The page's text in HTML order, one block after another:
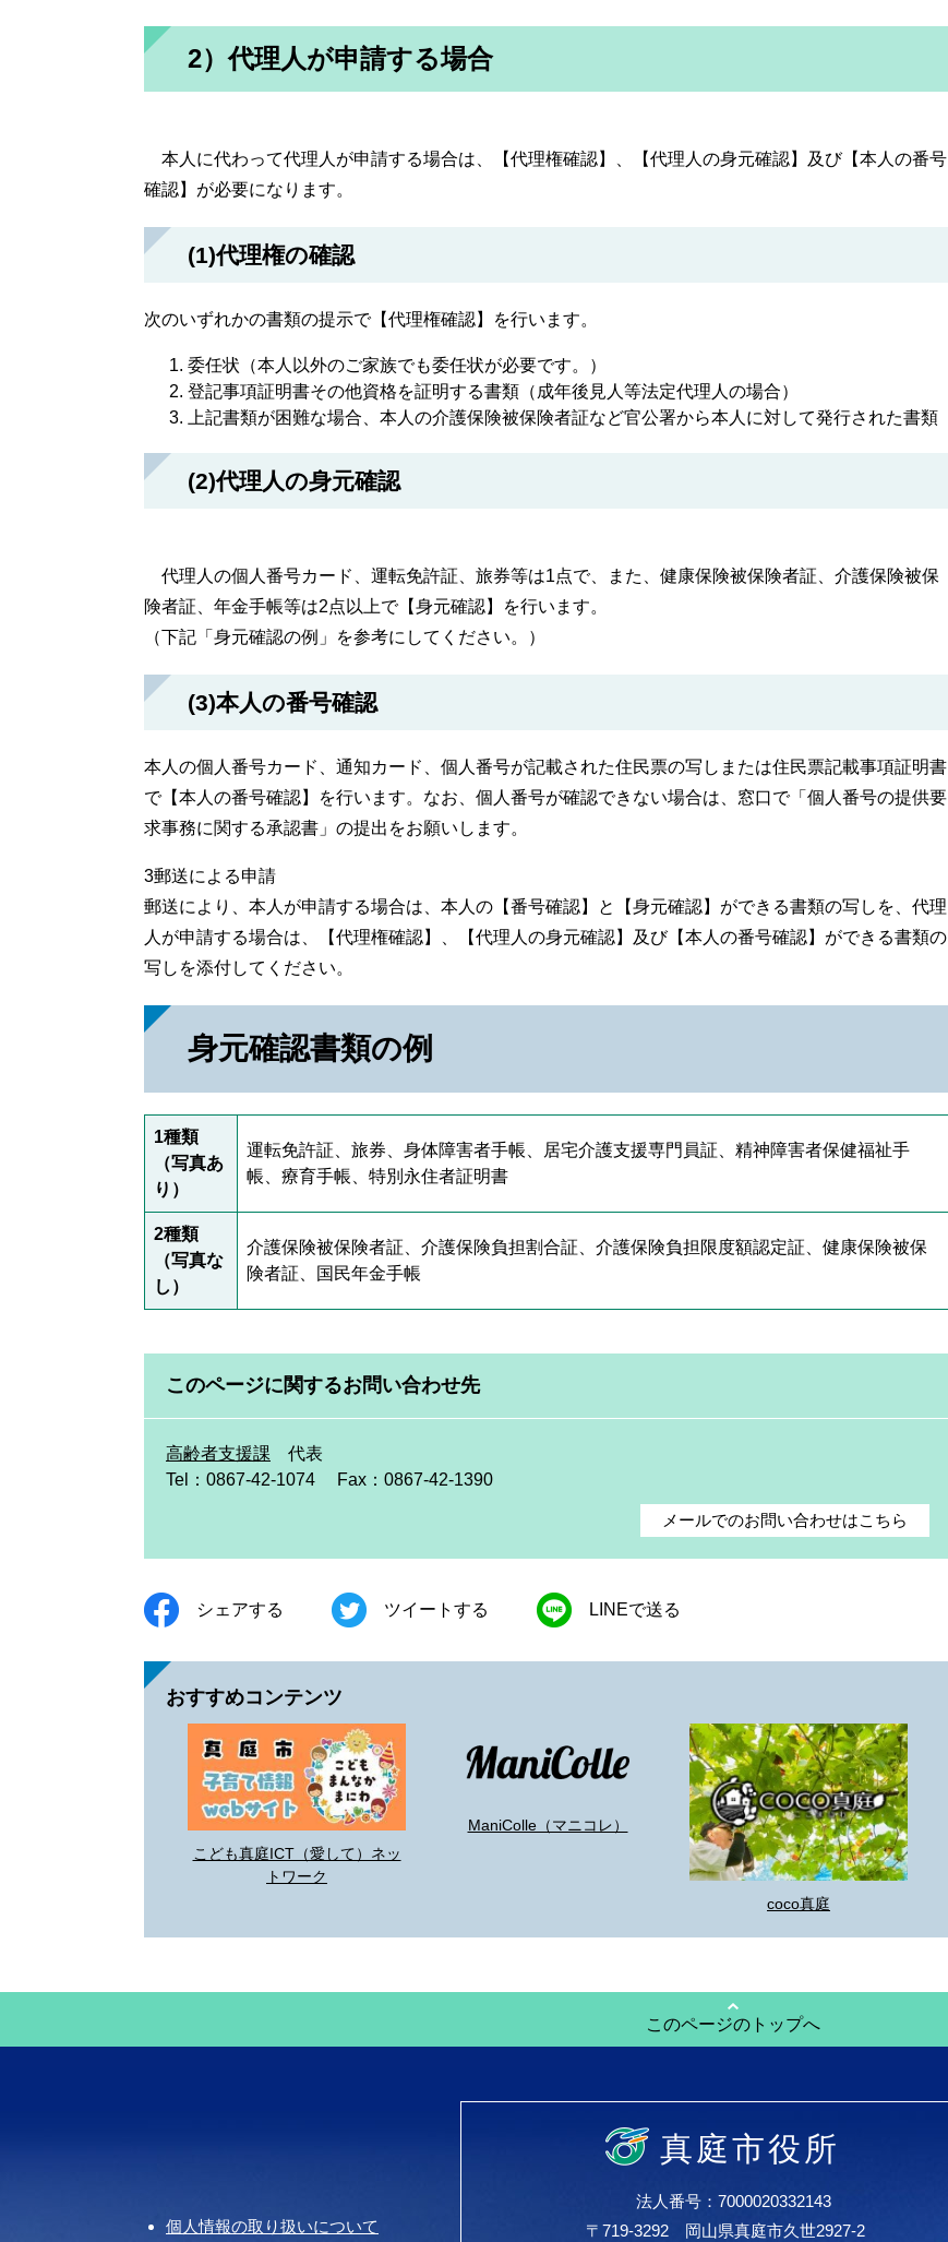
2）代理人が申請する場合
本人に代わって代理人が申請する場合は、【代理権確認】、【代理人の身元確認】及び【本人の番号
確認】が必要になります。
(1)代理権の確認
次のいずれかの書類の提示で【代理権確認】を行います。
委任状（本人以外のご家族でも委任状が必要です。）
登記事項証明書その他資格を証明する書類（成年後見人等法定代理人の場合）
上記書類が困難な場合、本人の介護保険被保険者証など官公署から本人に対して発行された書類
(2)代理人の身元確認
代理人の個人番号カード、運転免許証、旅券等は1点で、また、健康保険被保険者証、介護保険被保
険者証、年金手帳等は2点以上で【身元確認】を行います。
（下記「身元確認の例」を参考にしてください。）
(3)本人の番号確認
本人の個人番号カード、通知カード、個人番号が記載された住民票の写しまたは住民票記載事項証明書
で【本人の番号確認】を行います。なお、個人番号が確認できない場合は、窓口で「個人番号の提供要
求事務に関する承認書」の提出をお願いします。
3郵送による申請
郵送により、本人が申請する場合は、本人の【番号確認】と【身元確認】ができる書類の写しを、代理
人が申請する場合は、【代理権確認】、【代理人の身元確認】及び【本人の番号確認】ができる書類の
写しを添付してください。
身元確認書類の例
1種類
（写真あ
り）
運転免許証、旅券、身体障害者手帳、居宅介護支援専門員証、精神障害者保健福祉手
帳、療育手帳、特別永住者証明書
2種類
（写真な
し）
介護保険被保険者証、介護保険負担割合証、介護保険負担限度額認定証、健康保険被保
険者証、国民年金手帳
このページに関するお問い合わせ先
高齢者支援課
代表
Tel：0867-42-1074
Fax：0867-42-1390
メールでのお問い合わせはこちら
シェアする ツイートする LINEで送る
おすすめコンテンツ
こども真庭ICT（愛して）ネッ
トワーク
ManiColle（マニコレ）
coco真庭
このページのトップへ
個人情報の取り扱いについて
真庭市役所
法人番号：7000020332143
〒719-3292 岡山県真庭市久世2927-2